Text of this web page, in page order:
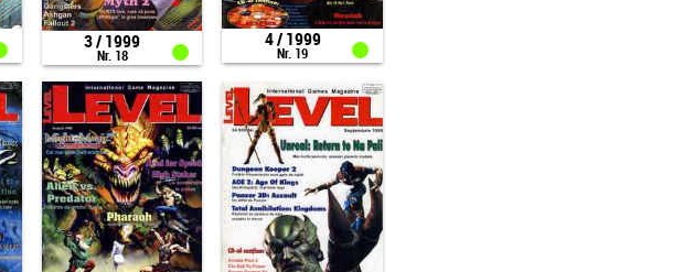
3 / 1999
Nr. 18
4 / 1999
Nr. 19